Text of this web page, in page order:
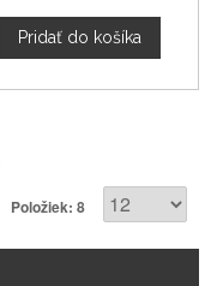
Pridať do košíka
Položiek: 8